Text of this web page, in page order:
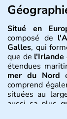
Situé en
composé de
Galles, qui
que de l'Irlande
étendues
mer du Nord
comprend
situées au
aussi sa plus